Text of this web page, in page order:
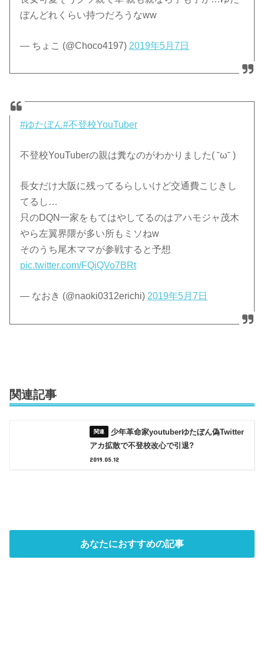
ぼんどれくらい持つだろうなww
— ちょこ (@Choco4197) 2019年5月7日
#ゆたぼん#不登校YouTuber
不登校YouTuberの親は糞なのがわかりました( ˘ω˘ )
長女だけ大阪に残ってるらしいけど交通費こじきし
てるし…
只のDQN一家をもてはやしてるのはアハモジャ茂木
やら左翼界隈が多い所もミソねw
そのうち尾木ママが参戦すると予想
pic.twitter.com/FQiQVo7BRt
— なおき (@naoki0312erichi) 2019年5月7日
関連記事
少年革命家youtuberゆたぼん偽Twitter
アカ拡散で不登校改心で引退?
2019.05.12
あなたにおすすめの記事